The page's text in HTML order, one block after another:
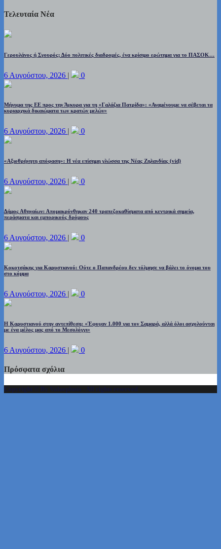
Τελευταία Νέα
Γερουλάνος ή Σγουρός; Δύο πολιτικές διαδρομές, ένα κρίσιμο ερώτημα για το ΠΑΣΟΚ…
6 Αυγούστου, 2026 | 0
Μήνυμα της ΕΕ προς την Άγκυρα για τη «Γαλάζια Πατρίδα»: «Αναμένουμε να σέβεται τα
κυριαρχικά δικαιώματα των κρατών μελών»
6 Αυγούστου, 2026 | 0
«Αξιοθρήνητη απόφαση»: Η νέα επίσημη γλώσσα της Νέας Ζηλανδίας (vid)
6 Αυγούστου, 2026 | 0
Δήμος Αθηναίων: Απομακρύνθηκαν 240 τραπεζοκαθίσματα από κεντρικά σημεία,
περάσματα και εμπορικούς δρόμους
6 Αυγούστου, 2026 | 0
Κοκοτσάκης για Καρυστιανού: Ούτε ο Παπανδρέου δεν τόλμησε να βάλει το όνομα του
στο κόμμα
6 Αυγούστου, 2026 | 0
Η Καρυστιανού στην αντεπίθεση: «Έφυγαν 1.000 για τον Σαμαρά, αλλά όλοι ασχολούνται
με ένα μέλος μας από το Μεσολόγγι»
6 Αυγούστου, 2026 | 0
Πρόσφατα σχόλια
Copyright © By Valueplusis - All rights reserved